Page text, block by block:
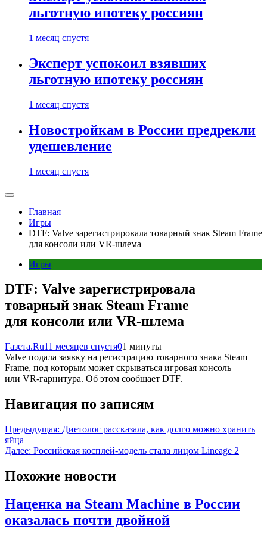
льготную ипотеку россиян
1 месяц спустя
Эксперт успокоил взявших
льготную ипотеку россиян
1 месяц спустя
Новостройкам в России предрекли
удешевление
1 месяц спустя
Главная
Игры
DTF: Valve зарегистрировала товарный знак Steam Frame
для консоли или VR-шлема
Игры
DTF: Valve зарегистрировала
товарный знак Steam Frame
для консоли или VR-шлема
Газета.Ru11 месяцев спустя01 минуты
Valve подала заявку на регистрацию товарного знака Steam
Frame, под которым может скрываться игровая консоль
или VR-гарнитура. Об этом сообщает DTF.
Навигация по записям
Предыдущая: Диетолог рассказала, как долго можно хранить
яйца
Далее: Российская косплей-модель стала лицом Lineage 2
Похожие новости
Наценка на Steam Machine в России
оказалась почти двойной